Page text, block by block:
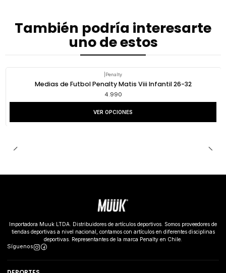
También podría interesarte
uno de estos
Penalty
Medias de Futbol Penalty Matis Viii Infantil 26-32
4.990
VER OPCIONES
Importadora Muuk LTDA. Distribuidores de artículos deportivos. Somos proveedores de
tiendas deportivas a nivel nacional, contamos con artículos en diferentes disciplinas
deportivas. Representantes de la marca Penalty en Chile.
Síguenos